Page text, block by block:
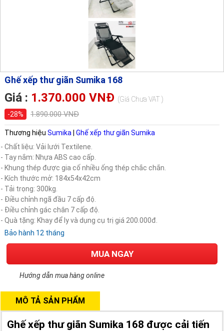
Ghế xếp thư giãn Sumika 168
Giá : 1.370.000 VNĐ (Giá Chưa VAT )
-28%
1.890.000 VNĐ
Thương hiệu Sumika
Ghế xếp thư giãn Sumika
- Chất liệu: Vải lưới Textilene.
- Tay nắm: Nhựa ABS cao cấp.
- Khung thép được gia cố nhiều ống thép chắc chắn.
- Kích thước mở: 184x54x42cm
- Tải trọng: 300kg.
- Điều chỉnh ngã đầu 7 cấp độ.
- Điều chỉnh gác chân 7 cấp độ.
- Quà tặng: Khay để ly và dụng cụ trị giá 200.000đ.
Bảo hành 12 tháng
MUA NGAY
Hướng dẫn mua hàng online
MÔ TẢ SẢN PHẨM
Ghế xếp thư giãn Sumika 168 được cải tiến